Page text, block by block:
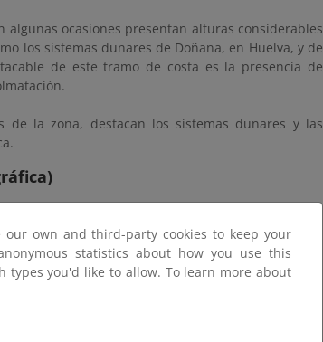
ocasiones presentan alturas considerables
los sistemas dunares de Doñana, en Huelva, y de
de este tramo de costa es la presencia de
de la zona, destacan los sistemas dunares y las
own and third-party cookies to keep your
statistics about how you use this
types you'd like to allow. To learn more about